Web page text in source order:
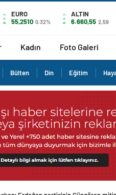
EURO
55,2510 0.32%
ALTIN
6.660,55 2,59
Kadın Foto Galeri
Bülten Din Eğitim